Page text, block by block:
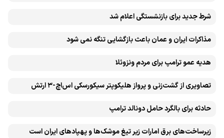
شرط جدید برای بازنشستگی اعلام شد
مذاکرات ایران و عمان باعث بازگشایی تنگه نمی شود
هدیه عمو ترامپ برای مردم ونزوئلا
تصاویری از گشت‌زنی و پرواز هلیکوپتر سیکورسکی اس‌اچ-۳ ارتش
حادثه برای بالگرد حامل دونالد ترامپ
زیرساخت‌های برق امارات زیر تیغ موشک‌ها و پهپادهای ایران است